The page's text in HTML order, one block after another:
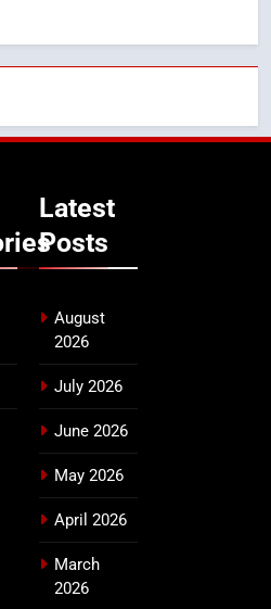
Latest
Posts
August
2026
July 2026
June 2026
May 2026
April 2026
March
2026